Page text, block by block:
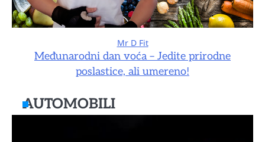
Mr D Fit
Međunarodni dan voća – Jedite prirodne
poslastice, ali umereno!
AUTOMOBILI